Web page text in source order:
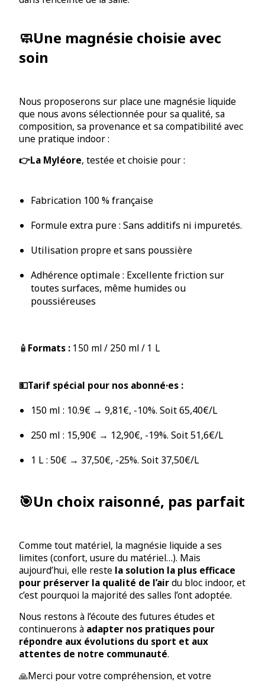
🧼Une magnésie choisie avec
soin
Nous proposerons sur place une magnésie liquide
que nous avons sélectionnée pour sa qualité, sa
composition, sa provenance et sa compatibilité avec
une pratique indoor :
👉La Myléore, testée et choisie pour :
Fabrication 100 % française
Formule extra pure : Sans additifs ni impuretés.
Utilisation propre et sans poussière
Adhérence optimale : Excellente friction sur
toutes surfaces, même humides ou
poussiéreuses
🧴 Formats : 150 ml / 250 ml / 1 L
💵Tarif spécial pour nos abonné·es :
150 ml : 10.9€ → 9,81€, -10%. Soit 65,40€/L
250 ml : 15,90€ → 12,90€, -19%. Soit 51,6€/L
1 L : 50€ → 37,50€, -25%. Soit 37,50€/L
🎯Un choix raisonné, pas parfait
Comme tout matériel, la magnésie liquide a ses
limites (confort, usure du matériel…). Mais
aujourd’hui, elle reste la solution la plus efficace
pour préserver la qualité de l’airdu bloc indoor, et
c’est pourquoi la majorité des salles l’ont adoptée.
Nous restons à l’écoute des futures études et
continuerons à adapter nos pratiques pour
répondre aux évolutions du sport et aux
attentes de notre communauté.
🙏Merci pour votre compréhension, et votre